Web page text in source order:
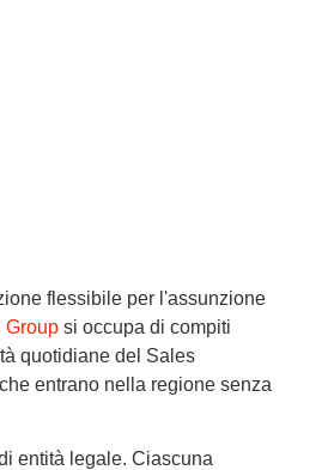
flessibile per l'assunzione
Group si occupa di compiti
quotidiane del Sales
entrano nella regione senza
entità legale. Ciascuna